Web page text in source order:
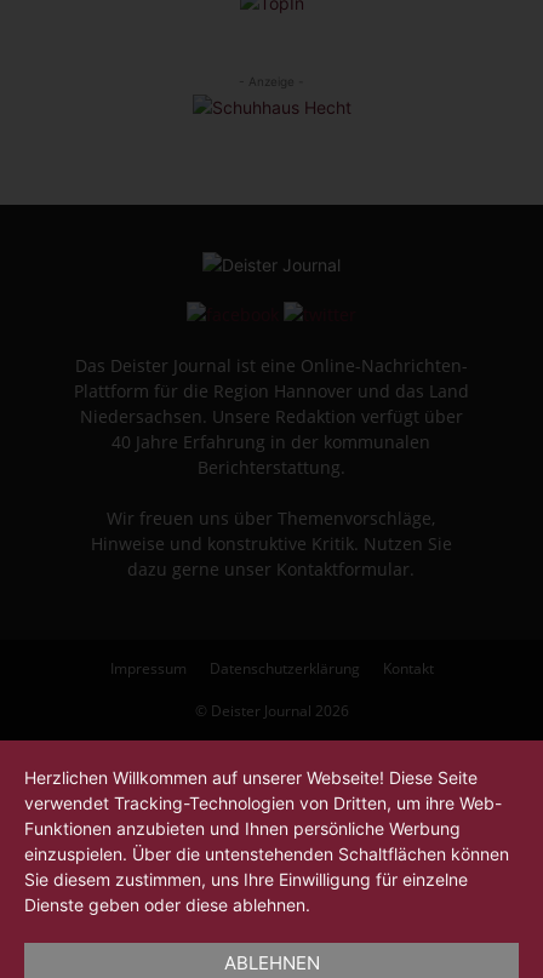
- Anzeige -
Das Deister Journal ist eine Online-Nachrichten-
Plattform für die Region Hannover und das Land
Niedersachsen. Unsere Redaktion verfügt über
40 Jahre Erfahrung in der kommunalen
Berichterstattung.
Wir freuen uns über Themenvorschläge,
Hinweise und konstruktive Kritik. Nutzen Sie
dazu gerne unser Kontaktformular.
Impressum Datenschutzerklärung Kontakt
© Deister Journal 2026
Herzlichen Willkommen auf unserer Webseite! Diese Seite
verwendet Tracking-Technologien von Dritten, um ihre Web-
Funktionen anzubieten und Ihnen persönliche Werbung
einzuspielen. Über die untenstehenden Schaltflächen können
Sie diesem zustimmen, uns Ihre Einwilligung für einzelne
Dienste geben oder diese ablehnen.
ABLEHNEN